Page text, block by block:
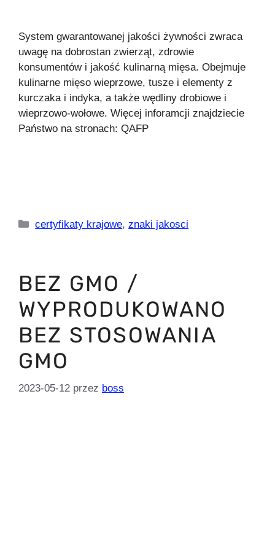
System gwarantowanej jakości żywności zwraca
uwagę na dobrostan zwierząt, zdrowie
konsumentów i jakość kulinarną mięsa. Obejmuje
kulinarne mięso wieprzowe, tusze i elementy z
kurczaka i indyka, a także wędliny drobiowe i
wieprzowo-wołowe. Więcej inforamcji znajdziecie
Państwo na stronach: QAFP
Kategorie
certyfikaty krajowe,znaki jakosci
BEZ GMO /
WYPRODUKOWANO
BEZ STOSOWANIA
GMO
2023-05-12 przez boss